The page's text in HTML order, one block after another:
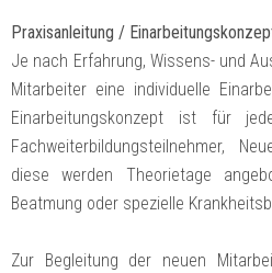
Praxisanleitung /
Je nach Erfahrung, Wissens- und
Mitarbeiter eine individuelle
Einarbeitungskonzept ist für
Fachweiterbildungsteilnehmer,
diese werden Theorietage
Beatmung oder spezielle
Zur Begleitung der neuen